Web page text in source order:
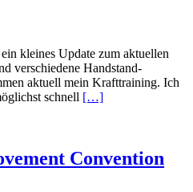
kleines Update zum aktuellen
verschiedene Handstand-
aktuell mein Krafttraining. Ich
schnell […]
Convention